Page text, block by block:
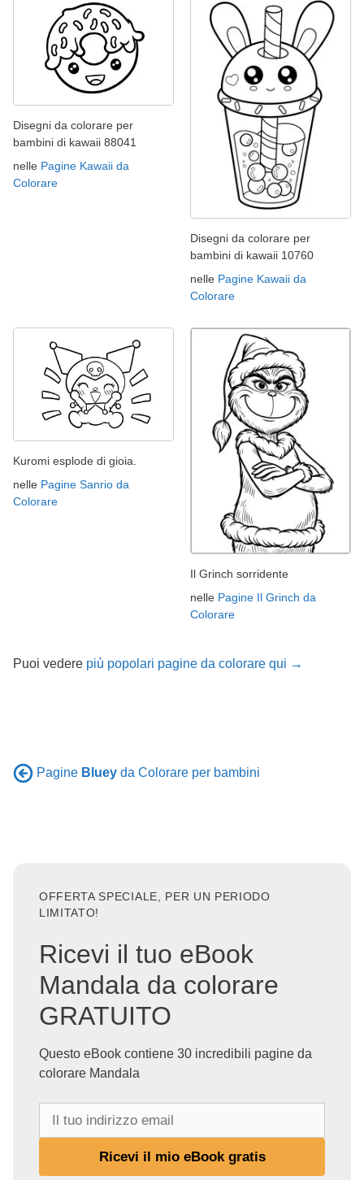
Disegni da colorare per
bambini di kawaii 88041
nelle Pagine Kawaii da
Colorare
Disegni da colorare per
bambini di kawaii 10760
nelle Pagine Kawaii da
Colorare
Kuromi esplode di gioia.
nelle Pagine Sanrio da
Colorare
Il Grinch sorridente
nelle Pagine Il Grinch da
Colorare
Puoi vedere più popolari pagine da colorare qui →
Pagine Bluey da Colorare per bambini
OFFERTA SPECIALE, PER UN PERIODO
LIMITATO!
Ricevi il tuo eBook
Mandala da colorare
GRATUITO
Questo eBook contiene 30 incredibili pagine da
colorare Mandala
Ricevi il mio eBook gratis